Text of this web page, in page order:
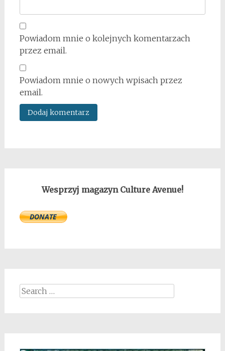
Powiadom mnie o kolejnych komentarzach
przez email.
Powiadom mnie o nowych wpisach przez
email.
Wesprzyj magazyn Culture Avenue!
Search